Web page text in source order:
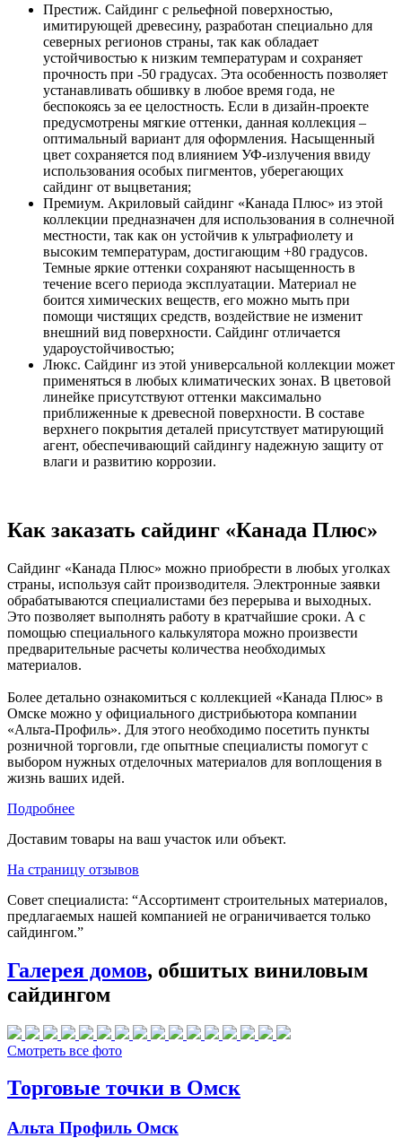
Престиж. Сайдинг с рельефной поверхностью,
имитирующей древесину, разработан специально для
северных регионов страны, так как обладает
устойчивостью к низким температурам и сохраняет
прочность при -50 градусах. Эта особенность позволяет
устанавливать обшивку в любое время года, не
беспокоясь за ее целостность. Если в дизайн-проекте
предусмотрены мягкие оттенки, данная коллекция –
оптимальный вариант для оформления. Насыщенный
цвет сохраняется под влиянием УФ-излучения ввиду
использования особых пигментов, уберегающих
сайдинг от выцветания;
Премиум. Акриловый сайдинг «Канада Плюс» из этой
коллекции предназначен для использования в солнечной
местности, так как он устойчив к ультрафиолету и
высоким температурам, достигающим +80 градусов.
Темные яркие оттенки сохраняют насыщенность в
течение всего периода эксплуатации. Материал не
боится химических веществ, его можно мыть при
помощи чистящих средств, воздействие не изменит
внешний вид поверхности. Сайдинг отличается
удароустойчивостью;
Люкс. Сайдинг из этой универсальной коллекции может
применяться в любых климатических зонах. В цветовой
линейке присутствуют оттенки максимально
приближенные к древесной поверхности. В составе
верхнего покрытия деталей присутствует матирующий
агент, обеспечивающий сайдингу надежную защиту от
влаги и развитию коррозии.
Как заказать сайдинг «Канада Плюс»
Сайдинг «Канада Плюс» можно приобрести в любых уголках
страны, используя сайт производителя. Электронные заявки
обрабатываются специалистами без перерыва и выходных.
Это позволяет выполнять работу в кратчайшие сроки. А с
помощью специального калькулятора можно произвести
предварительные расчеты количества необходимых
материалов.
Более детально ознакомиться с коллекцией «Канада Плюс» в
Омске можно у официального дистрибьютора компании
«Альта-Профиль». Для этого необходимо посетить пункты
розничной торговли, где опытные специалисты помогут с
выбором нужных отделочных материалов для воплощения в
жизнь ваших идей.
Подробнее
Доставим товары на ваш участок или объект.
На страницу отзывов
Совет специалиста: “Ассортимент строительных материалов,
предлагаемых нашей компанией не ограничивается только
сайдингом.”
Галерея домов, обшитых виниловым
сайдингом
Смотреть все фото
Торговые точки в Омск
Альта Профиль Омск